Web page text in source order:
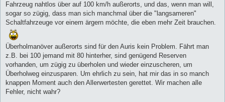
Fahrzeug nahtlos über auf 100 km/h außerorts, und das, wenn man will,
sogar so zügig, dass man sich manchmal über die "langsameren"
Schaltfahrzeuge vor einem ärgern möchte, die eben mehr Zeit brauchen.
Überholmanöver außerorts sind für den Auris kein Problem. Fährt man
z.B. bei 100 jemand mit 80 hinterher, sind genügend Reserven
vorhanden, um zügig zu überholen und wieder einzuscheren, um
Überholweg einzusparen. Um ehrlich zu sein, hat mir das in so manch
knappen Moment auch den Allerwertesten gerettet. Wir machen alle
Fehler, nicht wahr?